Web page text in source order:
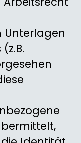
Unterlagen